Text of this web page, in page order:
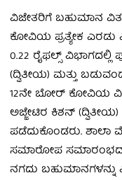
ವಿಜೇತರಿಗೆ ಬಹುಮಾನ
ಕೋವಿಯ ಪ್ರತ್ಯೇಕ
0.22 ರೈಫಲ್ಸ್ ವಿಭಾಗದಲ್ಲಿ
(ದ್ವಿತೀಯ) ಮತ್ತು
12ನೇ ಬೋರ್ ಕೋವಿಯ
ಅಜ್ಜೇಟಿರ ಕಿಶನ್ (ದ್ವಿತೀಯ)
ಪಡೆದುಕೊಂಡರು.
ಸಮಾರೋಪ
ನಗದು